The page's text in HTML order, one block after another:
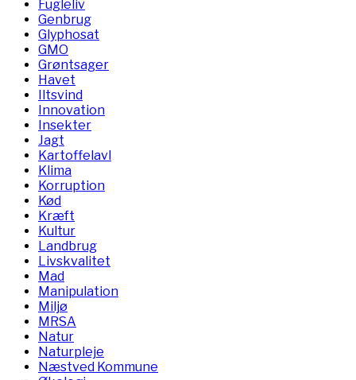
Fugleliv
Genbrug
Glyphosat
GMO
Grøntsager
Havet
Iltsvind
Innovation
Insekter
Jagt
Kartoffelavl
Klima
Korruption
Kød
Kræft
Kultur
Landbrug
Livskvalitet
Mad
Manipulation
Miljø
MRSA
Natur
Naturpleje
Næstved Kommune